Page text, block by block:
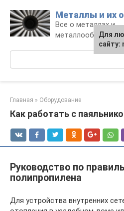
контенту
Металлы и их
Все о металлах и
металлообработке
Главная » Оборудование
Как работать с
Руководство по
полипропилена
Для устройства внутренних
Для
сайту: